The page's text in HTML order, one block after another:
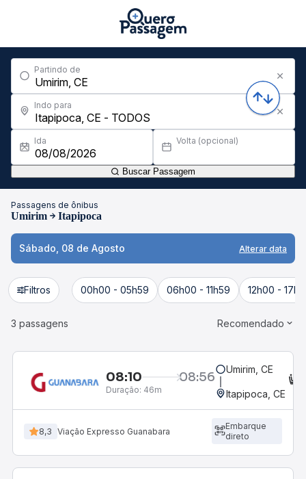
Partindo de
Indo para
Ida Volta (opcional)
Buscar Passagem
Passagens de ônibus
Umirim Itapipoca
Sábado, 08 de Agosto Alterar data
Filtros 00h00 - 05h59 06h00 - 11h59 12h00 -
3 passagens Recomendado
08:10 08:56
Duração: 46m
Umirim, CE
Itapipoca, CE
8,3 Viação Expresso Guanabara
Embarque
direto